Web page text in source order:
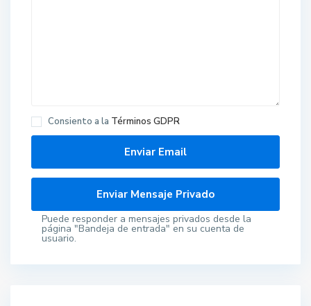
Consiento a la Términos GDPR
Puede responder a mensajes privados desde la
página "Bandeja de entrada" en su cuenta de
usuario.